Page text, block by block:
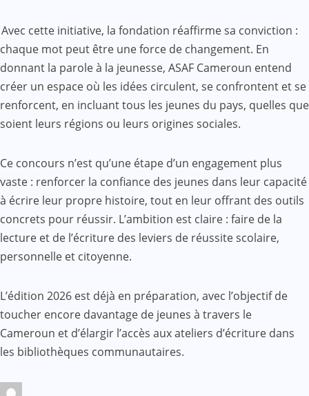
Avec cette initiative, la fondation réaffirme sa conviction :
chaque mot peut être une force de changement. En
donnant la parole à la jeunesse, ASAF Cameroun entend
créer un espace où les idées circulent, se confrontent et se
renforcent, en incluant tous les jeunes du pays, quelles que
soient leurs régions ou leurs origines sociales.
Ce concours n’est qu’une étape d’un engagement plus
vaste : renforcer la confiance des jeunes dans leur capacité
à écrire leur propre histoire, tout en leur offrant des outils
concrets pour réussir. L’ambition est claire : faire de la
lecture et de l’écriture des leviers de réussite scolaire,
personnelle et citoyenne.
L’édition 2026 est déjà en préparation, avec l’objectif de
toucher encore davantage de jeunes à travers le
Cameroun et d’élargir l’accès aux ateliers d’écriture dans
les bibliothèques communautaires.